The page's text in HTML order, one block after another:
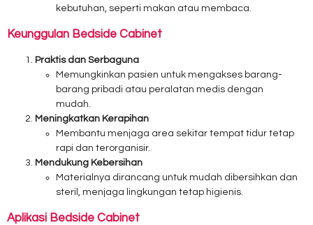
kebutuhan, seperti makan atau membaca.
Keunggulan Bedside Cabinet
Praktis dan Serbaguna
Memungkinkan pasien untuk mengakses barang-
barang pribadi atau peralatan medis dengan
mudah.
Meningkatkan Kerapihan
Membantu menjaga area sekitar tempat tidur tetap
rapi dan terorganisir.
Mendukung Kebersihan
Materialnya dirancang untuk mudah dibersihkan dan
steril, menjaga lingkungan tetap higienis.
Aplikasi Bedside Cabinet